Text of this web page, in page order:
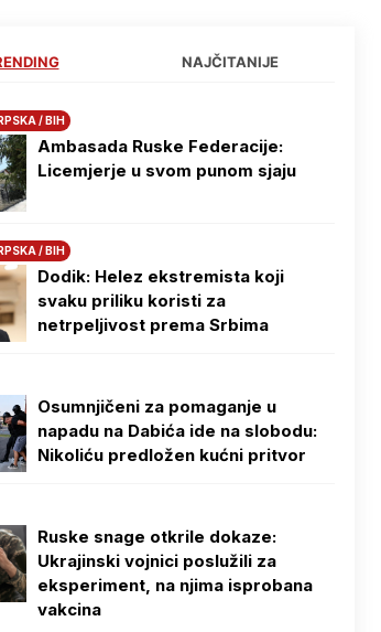
NAJČITANIJE
/ BIH
Ambasada Ruske Federacije:
Licemjerje u svom punom sjaju
/ BIH
Dodik: Helez ekstremista koji
svaku priliku koristi za
netrpeljivost prema Srbima
Osumnjičeni za pomaganje u
napadu na Dabića ide na slobodu:
Nikoliću predložen kućni pritvor
Ruske snage otkrile dokaze:
Ukrajinski vojnici poslužili za
eksperiment, na njima isprobana
vakcina